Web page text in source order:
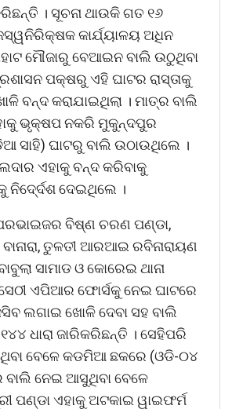
। ସୂଚନା ଥାଉକି ଗତ ୧୬
କାର୍ଯ୍ୟାଳୟ ଅଧିନ
ମୌଜାରୁ ବେଆଇନ ବାଲି ଉଠୁଥିବା
ପକ୍ଷରୁ ଏହି ଘାଟର ରାସ୍ତାକୁ
ବନ୍ଦ କରାଯାଇଥିଲା । ମାତ୍ର ବାଲି
ଭୃକ୍ଷପ ନକରି ମୁକୁନ୍ଦପୁର
ସାହି) ଘାଟରୁ ବାଲି ଉଠାଉଥିଲେ ।
ଏହାକୁ ବନ୍ଦ କରିବାକୁ
ଦେଇଥିଲେ ।
ବିଷ୍ଣ ଚରଣ ପଣ୍ଡା,
ତୁଳତୀ ଆରଆଇ ରବିନାରାୟଣ
ସାମାଡ ଓ କୋରେଇ ଥାନା
ଏପିଆର ଫୋର୍ସକୁ ନେଇ ଘାଟରେ
ଲଗାଇ ଖୋଳି ଦେବା ସହ ବାଲି
ଧାରା ଜାରିକରିଛନ୍ତି । ସେହିପରି
ବେଳେ କଡମିଆ ଛକରେ (ଓଡି-୦୪
ନେଇ ଆସୁଥିବା ବେଳେ
ପଣ୍ଡା ଏହାକୁ ଅଟକାଇ ୱାଇଫର୍ମ